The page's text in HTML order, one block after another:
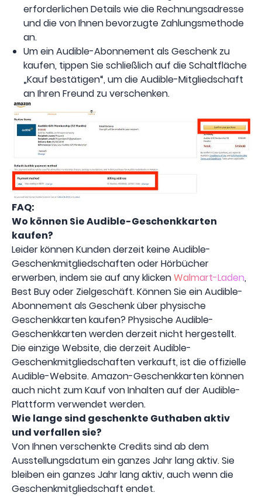
erforderlichen Details wie die Rechnungsadresse
und die von Ihnen bevorzugte Zahlungsmethode
an.
Um ein Audible-Abonnement als Geschenk zu
kaufen, tippen Sie schließlich auf die Schaltfläche
„Kauf bestätigen“, um die Audible-Mitgliedschaft
an Ihren Freund zu verschenken.
FAQ:
Wo können Sie Audible-Geschenkkarten
kaufen?
Leider können Kunden derzeit keine Audible-
Geschenkmitgliedschaften oder Hörbücher
erwerben, indem sie auf any klickenWalmart-Laden,
Best Buy oder Zielgeschäft. Können Sie ein Audible-
Abonnement als Geschenk über physische
Geschenkkarten kaufen? Physische Audible-
Geschenkkarten werden derzeit nicht hergestellt.
Die einzige Website, die derzeit Audible-
Geschenkmitgliedschaften verkauft, ist die offizielle
Audible-Website. Amazon-Geschenkkarten können
auch nicht zum Kauf von Inhalten auf der Audible-
Plattform verwendet werden.
Wie lange sind geschenkte Guthaben aktiv
und verfallen sie?
Von Ihnen verschenkte Credits sind ab dem
Ausstellungsdatum ein ganzes Jahr lang aktiv. Sie
bleiben ein ganzes Jahr lang aktiv, auch wenn die
Geschenkmitgliedschaft endet.